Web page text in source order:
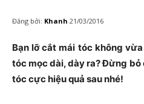
Đăng bởi: Khanh 21/03/2016
Bạn lỡ cắt mái tóc không
tóc mọc dài, dày ra? Đừng
tóc cực hiệu quả sau nhé!